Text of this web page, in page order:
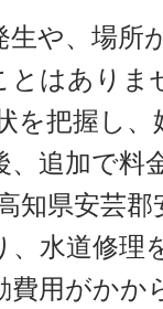
や、場所
とはありま
を把握し
、追加で料
知県安芸郡
水道修理
用がかか